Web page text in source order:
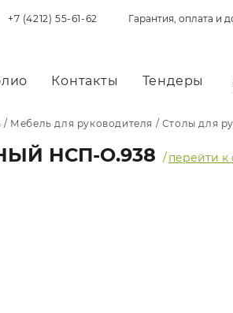
+7 (4212) 55-61-62 Гарантия, оплата и
Контакты Тендеры
/ Мебель для руководителя / Столы для
НСП-О.938 /перейти к